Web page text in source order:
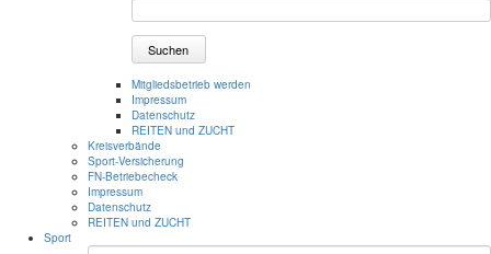
Suchen
Mitgliedsbetrieb werden
Impressum
Datenschutz
REITEN und ZUCHT
Kreisverbände
Sport-Versicherung
FN-Betriebecheck
Impressum
Datenschutz
REITEN und ZUCHT
Sport